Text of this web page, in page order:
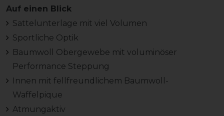
Auf einen Blick
Sattelunterlage mit viel Volumen
Sportliche Optik
Baumwoll Obergewebe mit voluminöser
Performance Steppung
Innen mit fellfreundlichem Baumwoll-
Waffelpique
Atmungaktiv